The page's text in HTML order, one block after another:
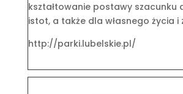
kształtowanie postawy szacunku
istot, a także dla własnego życia i
http://parki.lubelskie.pl/